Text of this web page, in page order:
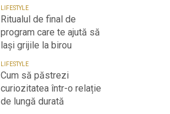
LIFESTYLE
Ritualul de final de
program care te ajută să
lași grijile la birou
LIFESTYLE
Cum să păstrezi
curiozitatea într-o relație
de lungă durată